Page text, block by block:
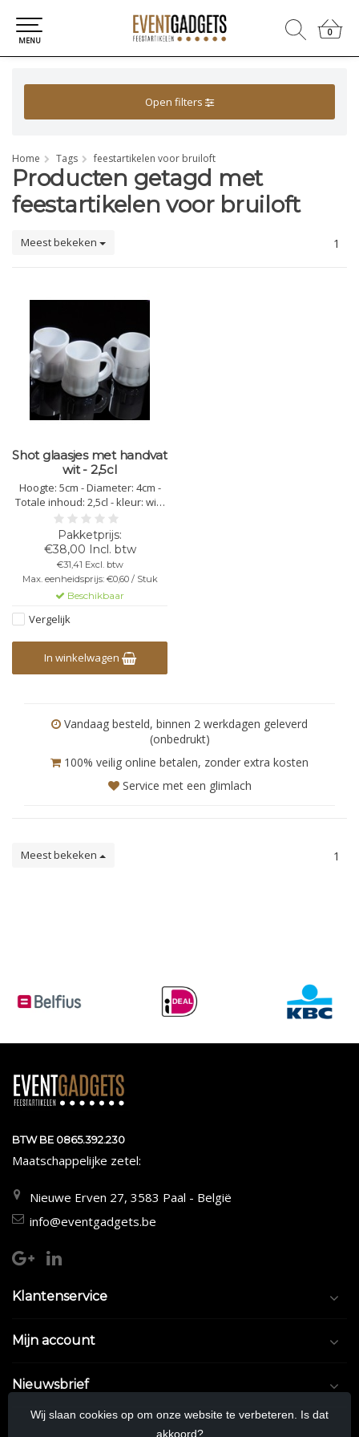
0
0
MENU
Open filters
Home Tags feestartikelen voor bruiloft
Producten getagd met
feestartikelen voor bruiloft
Meest bekeken 1
Shot glaasjes met handvat
wit - 2,5cl
Hoogte: 5cm - Diameter: 4cm -
Totale inhoud: 2,5cl - kleur: wit -
kunststof polycarbonaat -
vaatwasbestendig -
herbruikbaar - bedrukking
mogelijk - onbreekbaar - niet
stapelbaar
€38,00 Incl. btw
€31,41 Excl. btw
Max. eenheidsprijs: €0,60 / Stuk
Beschikbaar
Vergelijk
In winkelwagen
Vandaag besteld, binnen 2 werkdagen geleverd
(onbedrukt)
100% veilig online betalen, zonder extra kosten
Service met een glimlach
Meest bekeken 1
BTW BE 0865.392.230
Maatschappelijke zetel:
Nieuwe Erven 27, 3583 Paal - België
info@eventgadgets.be
Klantenservice
Mijn account
Nieuwsbrief
Wij slaan cookies op om onze website te verbeteren. Is dat
akkoord?